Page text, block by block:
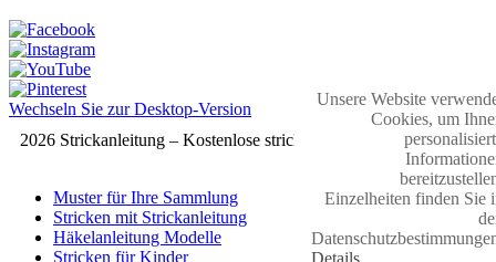
Wechseln Sie zur Desktop-Version
2026 Strickanleitung – Kostenlose strickmuster
Muster für Ihre Sammlung
Stricken mit Strickanleitung
Häkelanleitung Modelle
Stricken für Kinder
Unsere Website
Cookies, um
Einzelheiten finden Sie
Details